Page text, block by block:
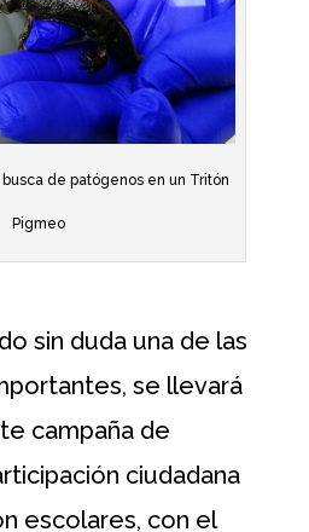
de patógenos en un Tritón
Pigmeo
sin duda una de las
se llevará
campaña de
ciudadana
escolares, con el